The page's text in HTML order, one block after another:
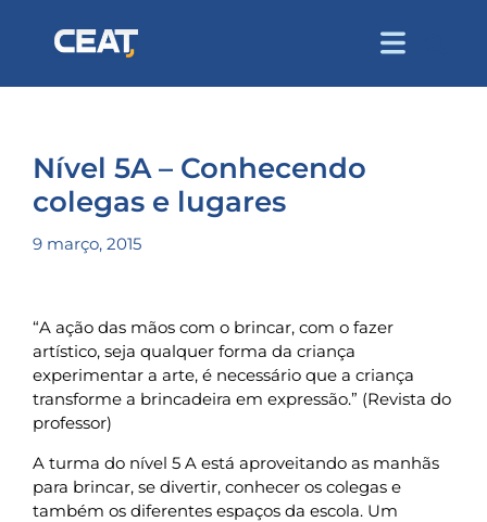
Nível 5A – Conhecendo
colegas e lugares
9 março, 2015
“A ação das mãos com o brincar, com o fazer
artístico, seja qualquer forma da criança
experimentar a arte, é necessário que a criança
transforme a brincadeira em expressão.” (Revista do
professor)
A turma do nível 5 A está aproveitando as manhãs
para brincar, se divertir, conhecer os colegas e
também os diferentes espaços da escola. Um